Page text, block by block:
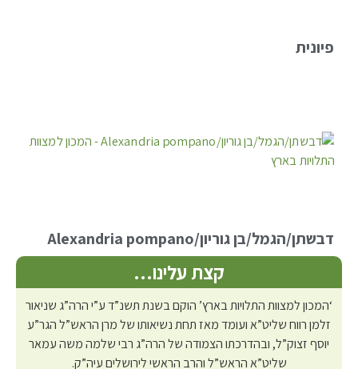
פיונית
דבשתן/הגמל/בן גוריון/Alexandria pompano
קצת עלינו…
‘המכון למצוות התלויות בארץ’ הוקם בשנת תשנ”ד ע”י הרה”ג שניאור
זלמן רווח שליט”א ועומד מאז תחת נשיאותו של מרן הראש”ל הגר”ע
יוסף זצוק”ל, ובהדרכתו הצמודה של הרה”ג רבי שלמה משה עמאר
שליט”א הראש”ל והרב הראשי לירושלים עיה”ק.